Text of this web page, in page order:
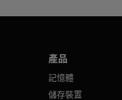
產品
記憶體
儲存裝置